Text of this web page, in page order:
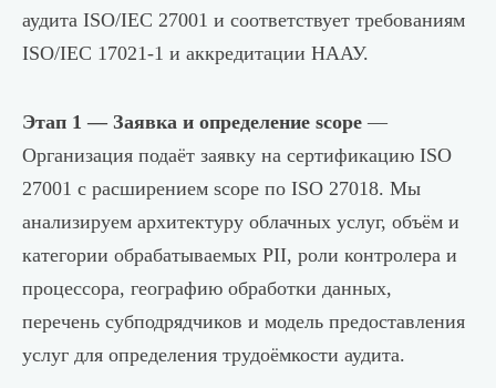
аудита ISO/IEC 27001 и соответствует требованиям
ISO/IEC 17021-1 и аккредитации НААУ.
Этап 1 — Заявка и определение scope —
Организация подаёт заявку на сертификацию ISO
27001 с расширением scope по ISO 27018. Мы
анализируем архитектуру облачных услуг, объём и
категории обрабатываемых PII, роли контролера и
процессора, географию обработки данных,
перечень субподрядчиков и модель предоставления
услуг для определения трудоёмкости аудита.